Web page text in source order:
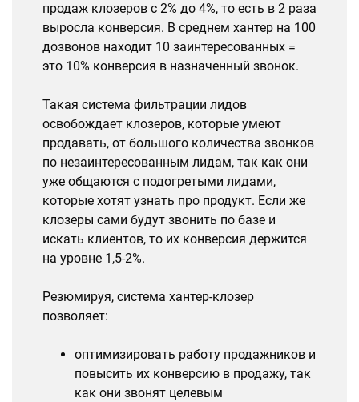
продаж клозеров с 2% до 4%, то есть в 2 раза
выросла конверсия. В среднем хантер на 100
дозвонов находит 10 заинтересованных =
это 10% конверсия в назначенный звонок.
Такая система фильтрации лидов
освобождает клозеров, которые умеют
продавать, от большого количества звонков
по незаинтересованным лидам, так как они
уже общаются с подогретыми лидами,
которые хотят узнать про продукт. Если же
клозеры сами будут звонить по базе и
искать клиентов, то их конверсия держится
на уровне 1,5-2%.
Резюмируя, система хантер-клозер
позволяет:
оптимизировать работу продажников и
повысить их конверсию в продажу, так
как они звонят целевым